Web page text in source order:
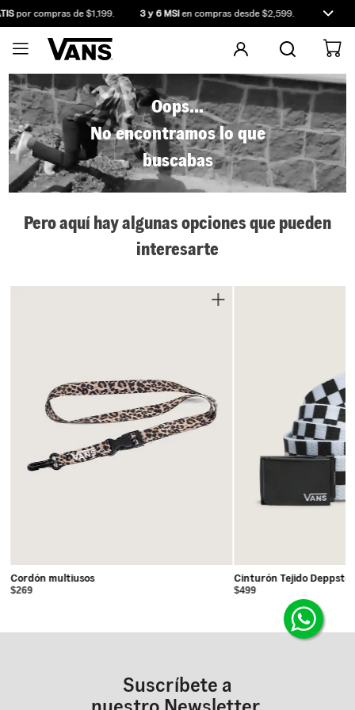
por compras de $1,199. 3 y 6 MSIen compras desde $2,599.
Oops...
No encontramos lo que
buscabas
Pero aquí hay algunas opciones que pueden
interesarte
Cordón multiusos
$269
Cinturón Tejido Deppster
$499
Suscríbete a